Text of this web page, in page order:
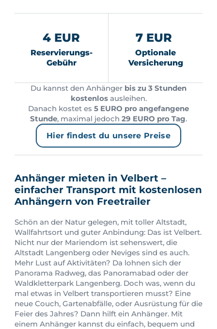
4 EUR
Reservierungs-
Gebühr
7 EUR
Optionale
Versicherung
Du kannst den Anhänger bis zu 3 Stunden
kostenlosausleihen.
Danach kostet es 5 EURO pro angefangene
Stunde, maximal jedoch 29 EURO pro Tag.
Hier findest du unsere Preise
Anhänger mieten in Velbert –
einfacher Transport mit kostenlosen
Anhängern von Freetrailer
Schön an der Natur gelegen, mit toller Altstadt,
Wallfahrtsort und guter Anbindung: Das ist Velbert.
Nicht nur der Mariendom ist sehenswert, die
Altstadt Langenberg oder Neviges sind es auch.
Mehr Lust auf Aktivitäten? Da lohnen sich der
Panorama Radweg, das Panoramabad oder der
Waldkletterpark Langenberg. Doch was, wenn du
mal etwas in Velbert transportieren musst? Eine
neue Couch, Gartenabfälle, oder Ausrüstung für die
Feier des Jahres? Dann hilft ein Anhänger. Mit
einem Anhänger kannst du einfach, bequem und